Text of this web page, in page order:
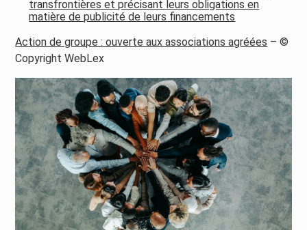
transfrontières et précisant leurs obligations en
matière de publicité de leurs financements
Action de groupe : ouverte aux associations agréées – ©
Copyright WebLex